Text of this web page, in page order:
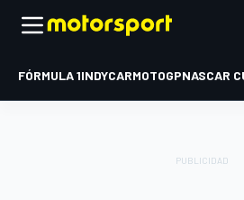
FÓRMULA 1INDYCARMOTOGPNASCAR